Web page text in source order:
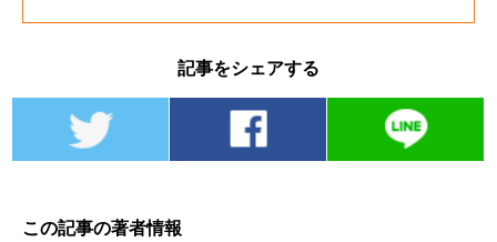
記事をシェアする
この記事の著者情報